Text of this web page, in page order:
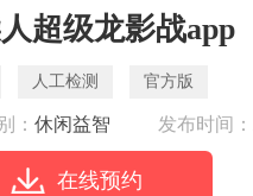
超级龙影战app
人工检测 官方版
： 休闲益智 发布时间：
在线预约